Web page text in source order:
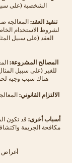
الشخصية (على
تنفيذ العقد:المعالجة
لشروط الاستخدام
العقد (على سبيل
المصالح المشروعة:
للغير (على سبيل
هناك سبب وجيه
الالتزام القانوني:
أسباب أخرى: قد تكون
مكافحة الجريمة
أغراض